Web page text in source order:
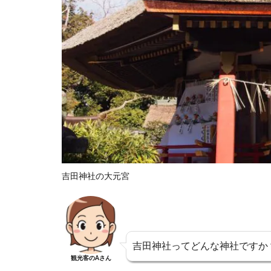
吉田神社の大元宮
観光客のAさん
吉田神社ってどんな神社ですか